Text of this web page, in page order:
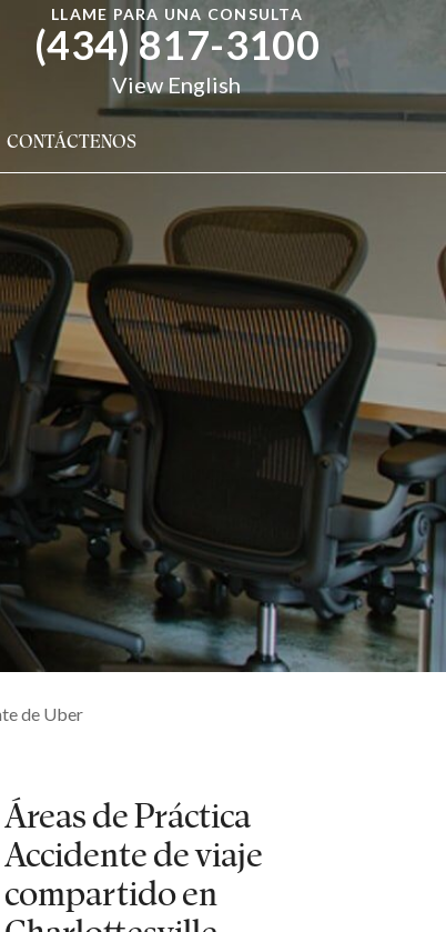
LLAME PARA UNA CONSULTA
(434) 817-3100
View English
CONTÁCTENOS
de Uber
Áreas de Práctica
Accidente de viaje
compartido en